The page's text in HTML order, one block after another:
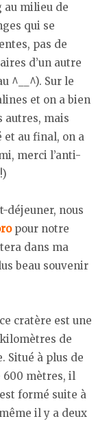
au milieu de
qui se
pas de
d’un autre
^__^). Sur le
et on a bien
autres, mais
et au final, on a
merci l’anti-
déjeuner, nous
pour notre
dans ma
beau souvenir
cratère est une
de
Situé à plus de
600 mètres, il
formé suite à
il y a deux